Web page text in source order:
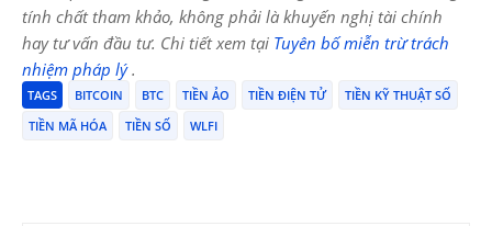
tính chất tham khảo, không phải là khuyến nghị tài chính
hay tư vấn đầu tư. Chi tiết xem tại Tuyên bố miễn trừ trách
nhiệm pháp lý.
TAGS BITCOIN BTC TIỀN ẢO TIỀN ĐIỆN TỬ
TIỀN KỸ THUẬT SỐ
TIỀN MÃ HÓA
TIỀN SỐ WLFI